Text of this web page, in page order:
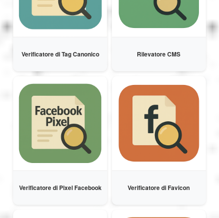
Bahasa Indonesia
Українська
Verificatore di Tag Canonico Rilevatore CMS
Verificatore di Pixel Facebook Verificatore di Favicon